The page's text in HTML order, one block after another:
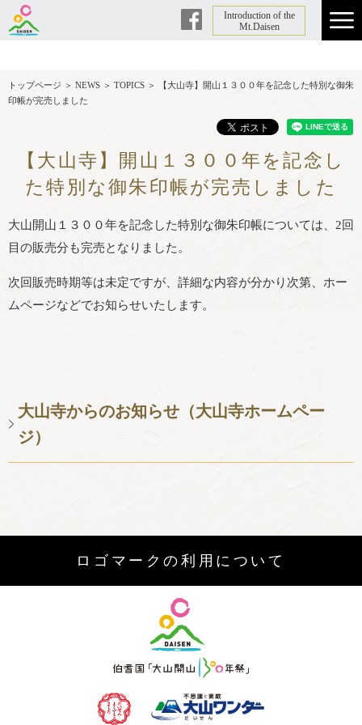
Facebook
Introduction of the
Mt.Daisen
トップページ ＞ NEWS ＞ TOPICS ＞
【大山寺】開山１３００年を記念した特別な御朱
印帳が完売しました
【大山寺】開山１３００年を記念し
た特別な御朱印帳が完売しました
大山開山１３００年を記念した特別な御朱印帳については、2回
目の販売分も完売となりました。
次回販売時期等は未定ですが、詳細な内容が分かり次第、ホー
ムページなどでお知らせいたします。
大山寺からのお知らせ（大山寺ホームペー
ジ）
ロゴマークの利用について